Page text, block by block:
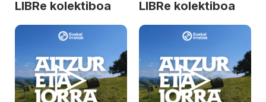
LIBRe kolektiboa
LIBRe kolektiboa